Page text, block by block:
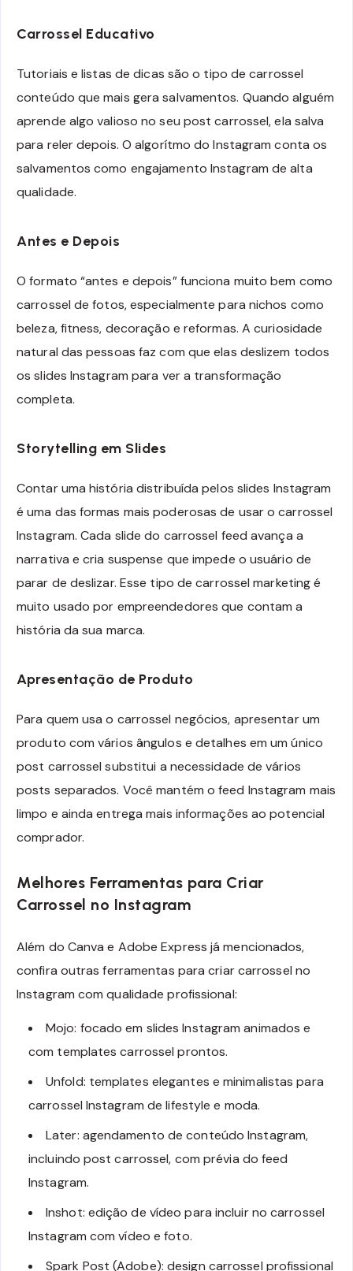
Carrossel Educativo
Tutoriais e listas de dicas são o tipo de carrossel
conteúdo que mais gera salvamentos. Quando alguém
aprende algo valioso no seu post carrossel, ela salva
para reler depois. O algorítmo do Instagram conta os
salvamentos como engajamento Instagram de alta
qualidade.
Antes e Depois
O formato “antes e depois” funciona muito bem como
carrossel de fotos, especialmente para nichos como
beleza, fitness, decoração e reformas. A curiosidade
natural das pessoas faz com que elas deslizem todos
os slides Instagram para ver a transformação
completa.
Storytelling em Slides
Contar uma história distribuída pelos slides Instagram
é uma das formas mais poderosas de usar o carrossel
Instagram. Cada slide do carrossel feed avança a
narrativa e cria suspense que impede o usuário de
parar de deslizar. Esse tipo de carrossel marketing é
muito usado por empreendedores que contam a
história da sua marca.
Apresentação de Produto
Para quem usa o carrossel negócios, apresentar um
produto com vários ângulos e detalhes em um único
post carrossel substitui a necessidade de vários
posts separados. Você mantém o feed Instagram mais
limpo e ainda entrega mais informações ao potencial
comprador.
Melhores Ferramentas para Criar
Carrossel no Instagram
Além do Canva e Adobe Express já mencionados,
confira outras ferramentas para criar carrossel no
Instagram com qualidade profissional:
Mojo: focado em slides Instagram animados e
com templates carrossel prontos.
Unfold: templates elegantes e minimalistas para
carrossel Instagram de lifestyle e moda.
Later: agendamento de conteúdo Instagram,
incluindo post carrossel, com prévia do feed
Instagram.
Inshot: edição de vídeo para incluir no carrossel
Instagram com vídeo e foto.
Spark Post (Adobe): design carrossel profissional